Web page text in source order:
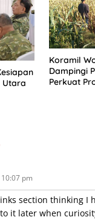
Utara
Koramil
Dampingi
Perkuat
pm
section thinking I
it later when